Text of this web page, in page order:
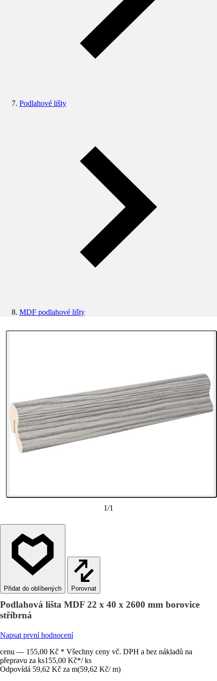
Podlahové lišty
MDF podlahové lišty
1/1
Porovnat
Podlahová lišta MDF 22 x 40 x 2600 mm borovice
stříbrná
Napsat první hodnocení
cenu — 155,00 Kč * Všechny ceny vč. DPH a bez nákladů na
přepravu za ks155,00 Kč*/ ks
Odpovídá 59,62 Kč za m(59,62 Kč/ m)